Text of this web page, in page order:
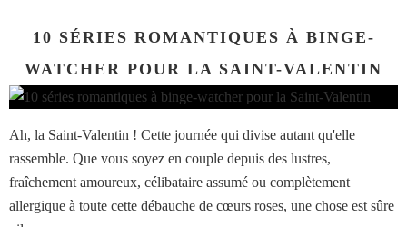
10 SÉRIES ROMANTIQUES À BINGE-
WATCHER POUR LA SAINT-VALENTIN
Ah, la Saint-Valentin ! Cette journée qui divise autant qu'elle
rassemble. Que vous soyez en couple depuis des lustres,
fraîchement amoureux, célibataire assumé ou complètement
allergique à toute cette débauche de cœurs roses, une chose est sûre